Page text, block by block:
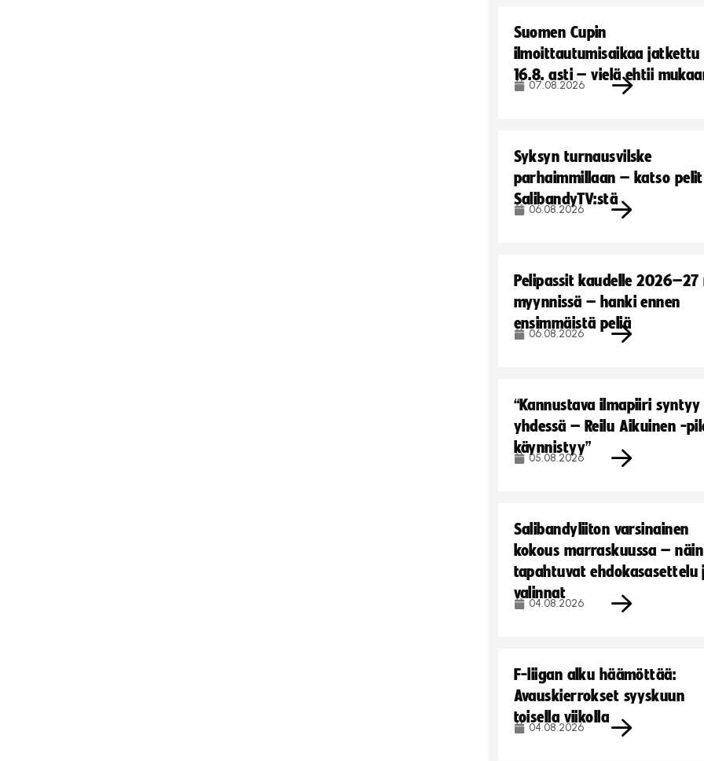
Suomen Cupin
ilmoittautumisaikaa jatkettu
16.8. asti – vielä ehtii
07.08.2026
Syksyn turnausvilske
parhaimmillaan – katso pelit
SalibandyTV:stä
06.08.2026
Pelipassit kaudelle
myynnissä – hanki ennen
ensimmäistä peliä
06.08.2026
“Kannustava ilmapiiri syntyy
yhdessä – Reilu Aikuinen -
käynnistyy”
05.08.2026
Salibandyliiton varsinainen
kokous marraskuussa – näin
tapahtuvat ehdokasasettelu
valinnat
04.08.2026
F-liigan alku häämöttää:
Avauskierrokset syyskuun
toisella viikolla
04.08.2026